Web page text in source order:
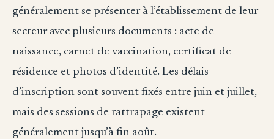
généralement se présenter à l’établissement de leur
secteur avec plusieurs documents : acte de
naissance, carnet de vaccination, certificat de
résidence et photos d’identité. Les délais
d’inscription sont souvent fixés entre juin et juillet,
mais des sessions de rattrapage existent
généralement jusqu’à fin août.